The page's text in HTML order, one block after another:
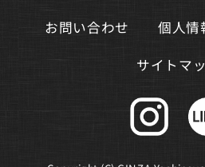
お問い合わせ 個人情
サイトマ